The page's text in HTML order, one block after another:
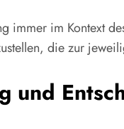
immer im Kontext
die zur
und